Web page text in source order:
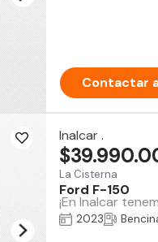
Contactar
Inalcar .
La Cisterna
Ford F-150
¡En Inalcar
2023